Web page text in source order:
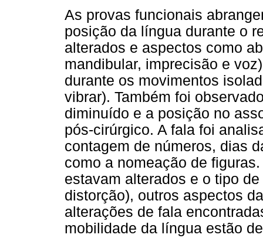
As provas funcionais
posição da língua durante o
alterados e aspectos como
mandibular, imprecisão e
durante os movimentos
vibrar). Também foi
diminuído e a posição no
pós-cirúrgico. A fala foi
contagem de números, dias
como a nomeação de
estavam alterados e o tipo
distorção), outros aspectos
alterações de fala
mobilidade da língua estão